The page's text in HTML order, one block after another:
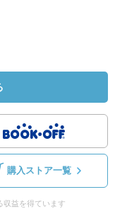
購入ストア一覧
収益を得ています